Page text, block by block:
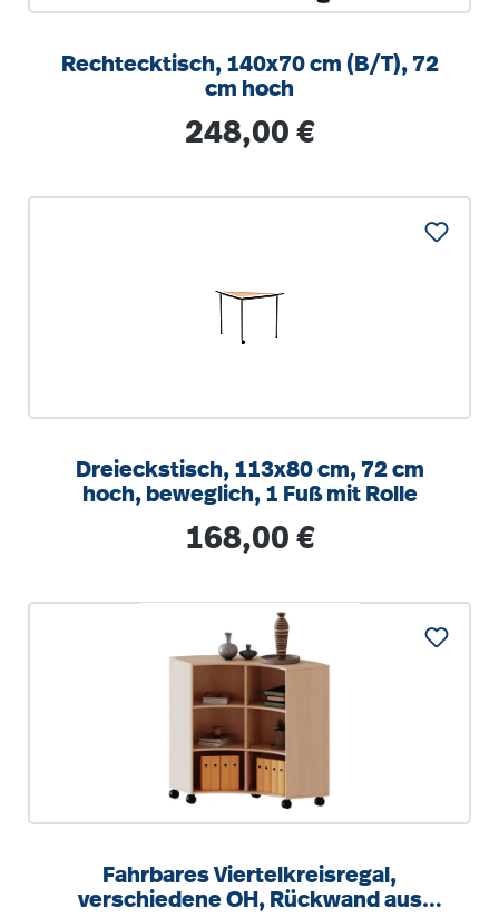
Rechtecktisch, 140x70 cm (B/T), 72
cm hoch
Regulärer Preis:
248,00 €
Dreieckstisch, 113x80 cm, 72 cm
hoch, beweglich, 1 Fuß mit Rolle
Regulärer Preis:
168,00 €
Fahrbares Viertelkreisregal,
verschiedene OH, Rückwand aus